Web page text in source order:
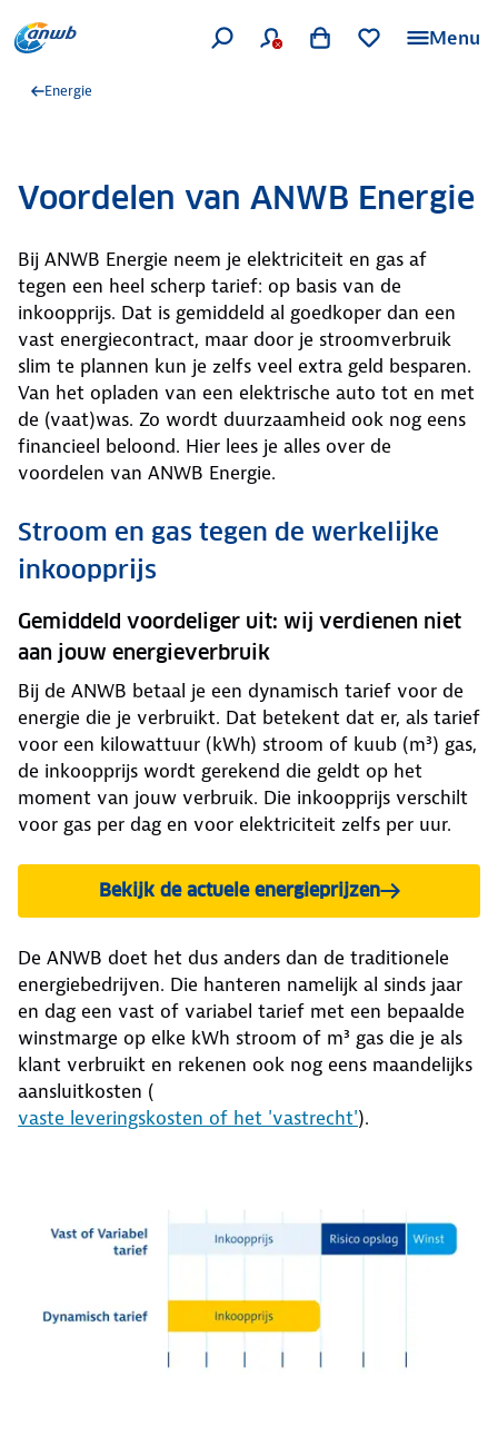
Menu
Energie
Voordelen van ANWB Energie
Bij ANWB Energie neem je elektriciteit en gas af
tegen een heel scherp tarief: op basis van de
inkoopprijs. Dat is gemiddeld al goedkoper dan een
vast energiecontract, maar door je stroomverbruik
slim te plannen kun je zelfs veel extra geld besparen.
Van het opladen van een elektrische auto tot en met
de (vaat)was. Zo wordt duurzaamheid ook nog eens
financieel beloond. Hier lees je alles over de
voordelen van ANWB Energie.
Stroom en gas tegen de werkelijke
inkoopprijs
Gemiddeld voordeliger uit: wij verdienen niet
aan jouw energieverbruik
Bij de ANWB betaal je een dynamisch tarief voor de
energie die je verbruikt. Dat betekent dat er, als tarief
voor een kilowattuur (kWh) stroom of kuub (m³) gas,
de inkoopprijs wordt gerekend die geldt op het
moment van jouw verbruik. Die inkoopprijs verschilt
voor gas per dag en voor elektriciteit zelfs per uur.
Bekijk de actuele energieprijzen
De ANWB doet het dus anders dan de traditionele
energiebedrijven. Die hanteren namelijk al sinds jaar
en dag een vast of variabel tarief met een bepaalde
winstmarge op elke kWh stroom of m³ gas die je als
klant verbruikt en rekenen ook nog eens maandelijks
aansluitkosten (
vaste leveringskosten of het 'vastrecht').